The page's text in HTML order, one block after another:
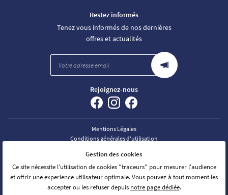
Restez informés
Tenez vous informés de nos dernières
offres et actualités
Rejoignez-nous
Mentions Légales
Conditions générales d'utilisation
NOS HONORAIRES
Politique de confidentialité
Gestion des cookies
Sitemap
Gestion des cookies
Ce site nécessite l'utilisation de cookies "traceurs" pour mesurer l'audience
et offrir une experience utilisateur optimale. Vous pouvez à tout moment les
accepter ou les refuser depuis notre page dédiée.